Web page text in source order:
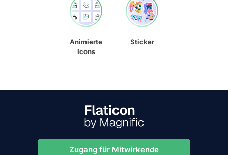
Animierte
Icons
Sticker
Zugang für Mitwirkende